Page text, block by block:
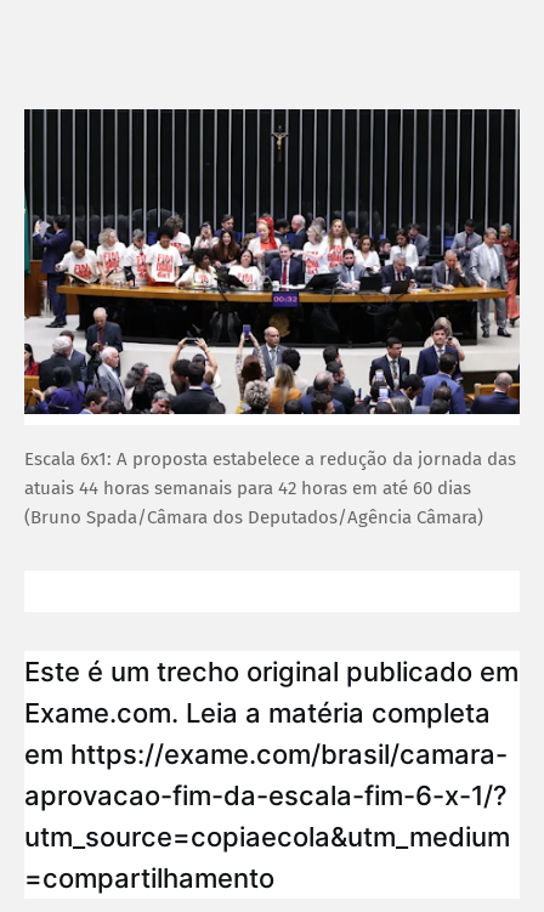
Escala 6x1: A proposta estabelece a redução da jornada das
atuais 44 horas semanais para 42 horas em até 60 dias
(Bruno Spada/Câmara dos Deputados/Agência Câmara)
Este é um trecho original publicado em
Exame.com. Leia a matéria completa
em https://exame.com/brasil/camara-
aprovacao-fim-da-escala-fim-6-x-1/?
utm_source=copiaecola&utm_medium
=compartilhamento